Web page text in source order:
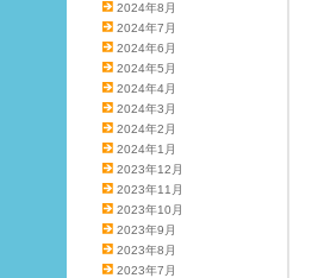
2024年8月
2024年7月
2024年6月
2024年5月
2024年4月
2024年3月
2024年2月
2024年1月
2023年12月
2023年11月
2023年10月
2023年9月
2023年8月
2023年7月